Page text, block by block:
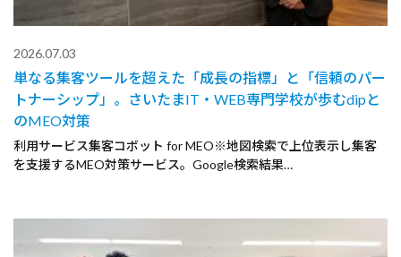
2026.07.03
単なる集客ツールを超えた「成長の指標」と「信頼のパー
トナーシップ」。さいたまIT・WEB専門学校が歩むdipと
のMEO対策
利用サービス集客コボット for MEO※地図検索で上位表示し集客
を支援するMEO対策サービス。Google検索結果…